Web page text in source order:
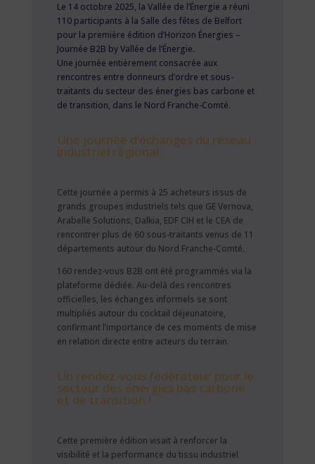
Le 14 octobre 2025, la Vallée de l’Énergie a réuni
110 participants à la Salle des fêtes de Belfort
pour la première édition d’Horizon Énergies –
Journée B2B by Vallée de l’Énergie.
Une journée entièrement consacrée aux
rencontres entre donneurs d’ordre et sous-
traitants du secteur des énergies bas carbone et
de transition, dans le Nord Franche-Comté.
Une journée d’échanges du réseau
industriel régional
Cette journée a permis à 25 acheteurs issus de
grands groupes industriels tels que GE Vernova,
Arabelle Solutions, Dalkia, EDF CIH et le CEA de
rencontrer plus de 60 sous-traitants venus de 11
départements autour du Nord Franche-Comté.
160 rendez-vous B2B ont été programmés via la
plateforme dédiée. Au-delà des rencontres
officielles, les échanges informels se sont
multipliés autour du cocktail déjeunatoire,
confirmant l’importance de ces moments de mise
en relation directe entre acteurs du terrain.
Un rendez-vous fédérateur pour le
secteur des énergies bas carbone
et de transition !
Cette première édition visait à renforcer la
visibilité et la performance du tissu industriel